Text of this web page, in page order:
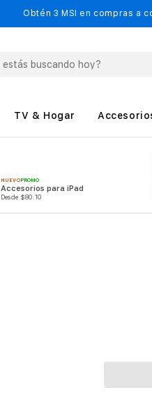
Obtén 3 MSI en compras a
TV & Hogar
NUEVOPROMO
Accesorios para iPad
Desde $80.10